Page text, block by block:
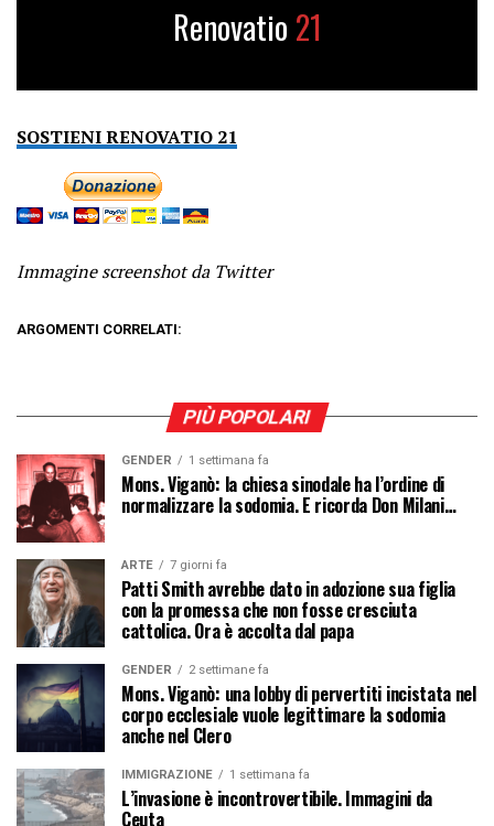
Renovatio 21
SOSTIENI RENOVATIO 21
Immagine screenshot da Twitter
ARGOMENTI CORRELATI:
PIÙ POPOLARI
GENDER 1 settimana fa
Mons. Viganò: la chiesa sinodale ha l’ordine di
normalizzare la sodomia. E ricorda Don Milani…
ARTE 7 giorni fa
Patti Smith avrebbe dato in adozione sua figlia
con la promessa che non fosse cresciuta
cattolica. Ora è accolta dal papa
GENDER 2 settimane fa
Mons. Viganò: una lobby di pervertiti incistata nel
corpo ecclesiale vuole legittimare la sodomia
anche nel Clero
IMMIGRAZIONE 1 settimana fa
L’invasione è incontrovertibile. Immagini da
Ceuta